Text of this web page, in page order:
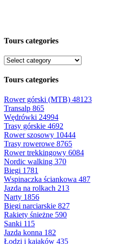
Tours categories
Tours categories
Rower górski (MTB) 48123
Transalp 865
Wędrówki 24994
Trasy górskie 4692
Rower szosowy 10444
Trasy rowerowe 8765
Rower trekkingowy 6084
Nordic walking 370
Biegi 1781
Wspinaczka ściankowa 487
Jazda na rolkach 213
Narty 1856
Biegi narciarskie 827
Rakiety śnieżne 590
Sanki 115
Jazda konna 182
Łodzi i kajaków 435